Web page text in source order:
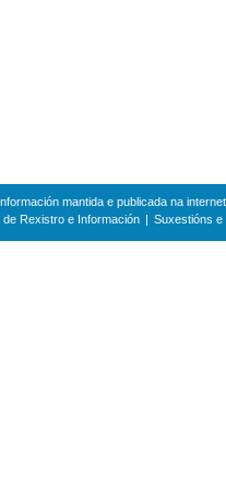
mantida e publicada na
de Rexistro e Información Suxestións e